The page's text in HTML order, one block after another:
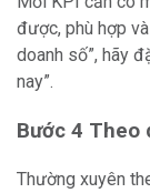
được, phù hợp
doanh số”, hãy
nay”.
Bước 4 Theo
Thường xuyên